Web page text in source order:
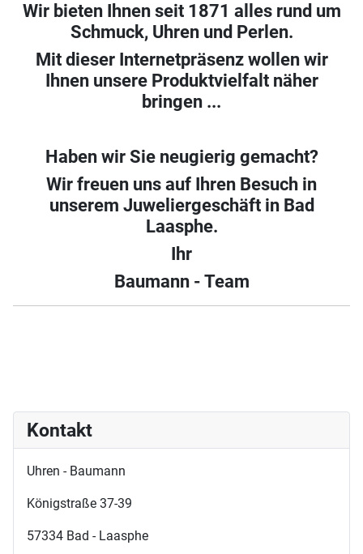
Wir bieten Ihnen seit 1871 alles rund um
Schmuck, Uhren und Perlen.
Mit dieser Internetpräsenz wollen wir
Ihnen unsere Produktvielfalt näher
bringen ...
Haben wir Sie neugierig gemacht?
Wir freuen uns auf Ihren Besuch in
unserem Juweliergeschäft in Bad
Laasphe.
Ihr
Baumann - Team
Kontakt
Uhren - Baumann
Königstraße 37-39
57334 Bad - Laasphe